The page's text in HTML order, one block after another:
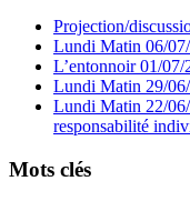
Projection/
Lundi Matin 06/
L’entonnoir 01/
Lundi Matin 29/
Lundi Matin 22/
responsabilité
Mots clés